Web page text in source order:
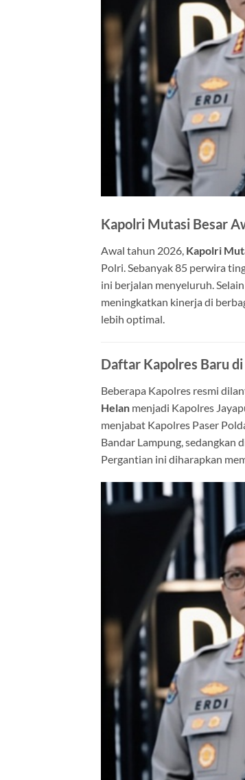
Kapolri Mutasi Besar
Awal tahun 2026, Kapolri
Polri. Sebanyak 85 perwira
ini berjalan menyeluruh.
meningkatkan kinerja di
lebih optimal.
Daftar Kapolres Baru
Beberapa Kapolres resmi
Helan menjadi Kapolres
menjabat Kapolres Paser
Bandar Lampung, sedangkan
Pergantian ini diharapkan